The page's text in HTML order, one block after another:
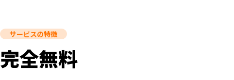
サービスの特徴
完全無料